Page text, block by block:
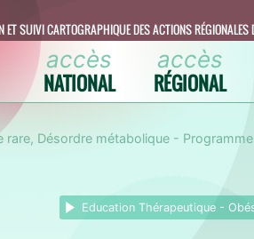
ET SUIVI CARTOGRAPHIQUE DES ACTIONS RÉGIONALES
accès
NATIONAL
accès
RÉGIONAL
Désordre métabolique -
Education Thérapeutique -